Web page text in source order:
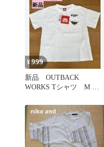
¥999
新品 OUTBACK
WORKS Tシャツ M 刺
ワイト